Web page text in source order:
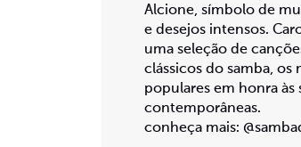
Alcione, símbolo de
e desejos intensos.
uma seleção de
clássicos do samba, os
populares em honra às
contemporâneas.
conheça mais: